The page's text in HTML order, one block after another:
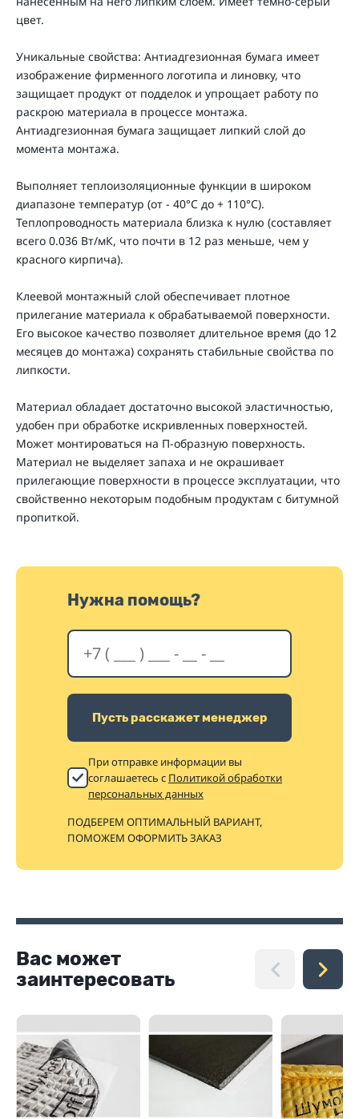
цвет.
Уникальные свойства: Антиадгезионная бумага имеет
изображение фирменного логотипа и линовку, что
защищает продукт от подделок и упрощает работу по
раскрою материала в процессе монтажа.
Антиадгезионная бумага защищает липкий слой до
момента монтажа.
Выполняет теплоизоляционные функции в широком
диапазоне температур (от - 40°С до + 110°С).
Теплопроводность материала близка к нулю (cоставляет
всего 0.036 Вт/мК, что почти в 12 раз меньше, чем у
красного кирпича).
Клеевой монтажный слой обеспечивает плотное
прилегание материала к обрабатываемой поверхности.
Его высокое качество позволяет длительное время (до 12
месяцев до монтажа) сохранять стабильные свойства по
липкости.
Материал обладает достаточно высокой эластичностью,
удобен при обработке искривленных поверхностей.
Может монтироваться на П-образную поверхность.
Материал не выделяет запаха и не окрашивает
прилегающие поверхности в процессе эксплуатации, что
свойственно некоторым подобным продуктам с битумной
пропиткой.
Нужна помощь?
Пусть расскажет менеджер
При отправке информации вы
соглашаетесь с Политикой обработки
персональных данных
ПОДБЕРЕМ ОПТИМАЛЬНЫЙ ВАРИАНТ,
ПОМОЖЕМ ОФОРМИТЬ ЗАКАЗ
Вас может
заинтересовать